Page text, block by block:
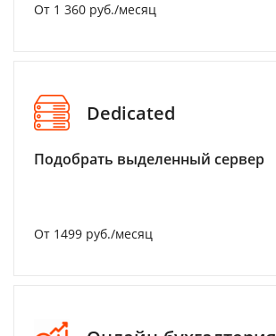
От 1 360 руб./месяц
Dedicated
Подобрать выделенный сервер
От 1499 руб./месяц